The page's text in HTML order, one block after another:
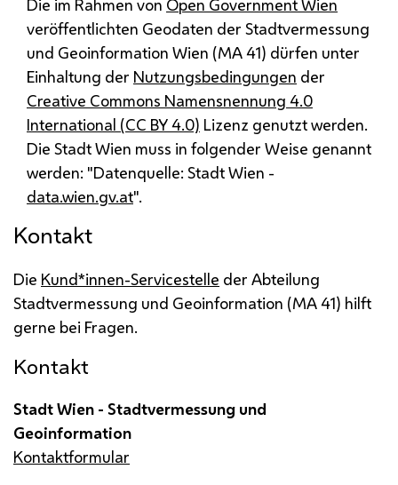
veröffentlichten Geodaten der Stadtvermessung
und Geoinformation Wien (MA41) dürfen unter
Einhaltung der Nutzungsbedingungen der
Creative Commons Namensnennung 4.0
International (CC BY 4.0) Lizenz genutzt werden.
Die Stadt Wien muss in folgender Weise genannt
werden: "Datenquelle: Stadt Wien -
data.wien.gv.at".
Kontakt
Die Kund*innen-Servicestelle der Abteilung
Stadtvermessung und Geoinformation (MA41) hilft
gerne bei Fragen.
Kontakt
Stadt Wien - Stadtvermessung und
Geoinformation
Kontaktformular